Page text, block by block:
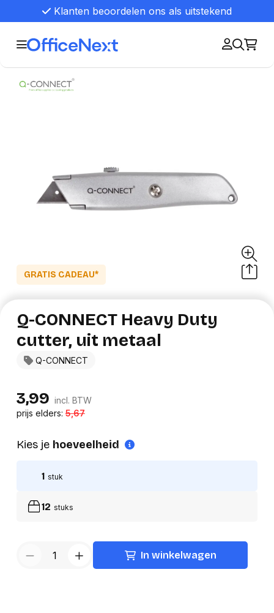
Klanten beoordelen ons als uitstekend
GRATIS CADEAU*
Q-CONNECT
Q-CONNECT Heavy Duty
cutter, uit metaal
3,99 incl. BTW
prijs elders:5,67
Kies je hoeveelheid
1 stuk
12 stuks
In winkelwagen